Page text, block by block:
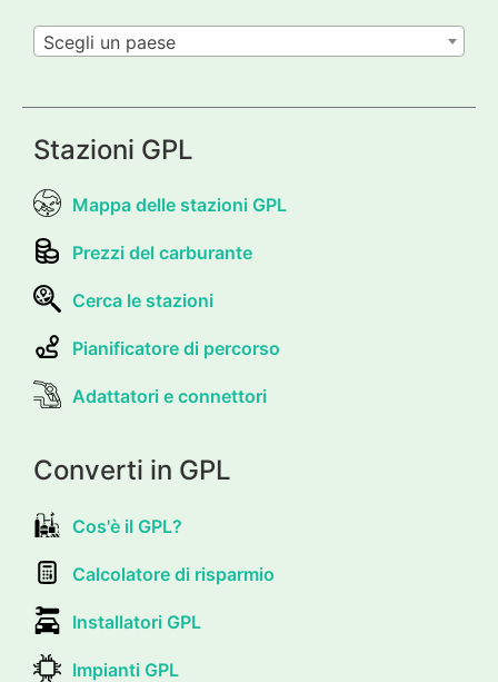
Scegli un paese
Stazioni GPL
Mappa delle stazioni GPL
Prezzi del carburante
Cerca le stazioni
Pianificatore di percorso
Adattatori e connettori
Converti in GPL
Cos'è il GPL?
Calcolatore di risparmio
Installatori GPL
Impianti GPL